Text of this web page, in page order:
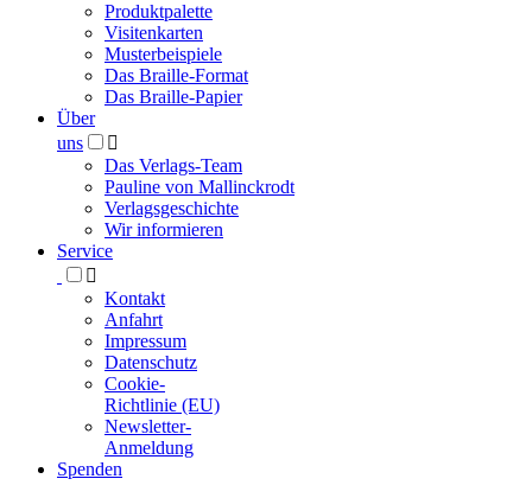
Produktpalette
Visitenkarten
Musterbeispiele
Das Braille-Format
Das Braille-Papier
Über
uns

Das Verlags-Team
Pauline von Mallinckrodt
Verlagsgeschichte
Wir informieren
Service

Kontakt
Anfahrt
Impressum
Datenschutz
Cookie-
Richtlinie (EU)
Newsletter-
Anmeldung
Spenden